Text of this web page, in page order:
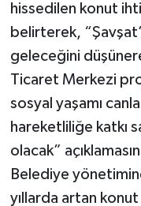
hissedilen konut
belirterek,
geleceğini
Ticaret Merkezi
sosyal yaşamı
hareketliliğe katkı
olacak”
Belediye
yıllarda artan konut